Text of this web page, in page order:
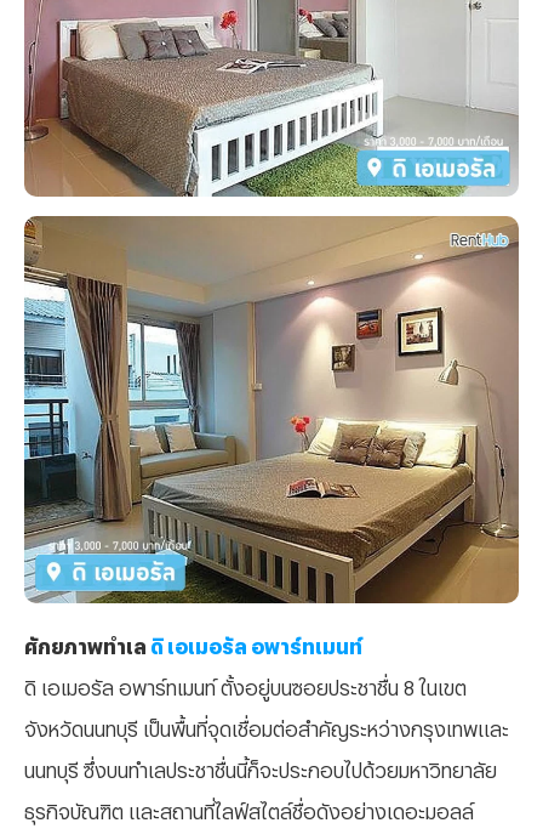
ศักยภาพทำเล ดิ เอเมอรัล อพาร์ทเมนท์
ดิ เอเมอรัล อพาร์ทเมนท์ ตั้งอยู่บนซอยประชาชื่น 8 ในเขต
จังหวัดนนทบุรี เป็นพื้นที่จุดเชื่อมต่อสำคัญระหว่างกรุงเทพและ
นนทบุรี ซึ่งบนทำเลประชาชื่นนี้ก็จะประกอบไปด้วยมหาวิทยาลัย
ธุรกิจบัณฑิต และสถานที่ไลฟ์สไตล์ชื่อดังอย่างเดอะมอลล์